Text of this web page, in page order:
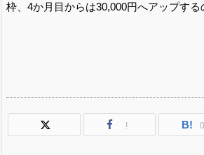
枠、4か月目からは30,000円へアップする
! B! 0